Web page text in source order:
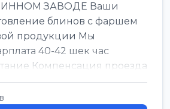
ЗАВОДЕ Ваши
блинов с фаршем
продукции Мы
40-42 шек час
Компенсация проезда
труда График:...